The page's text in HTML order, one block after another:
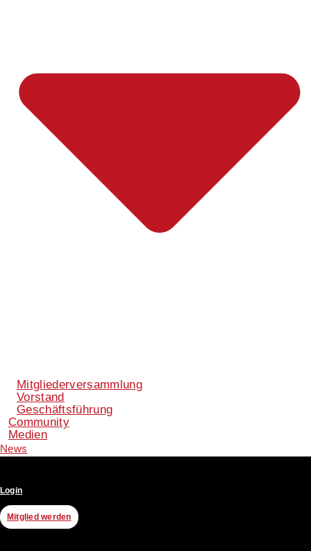
Mitgliederversammlung
Vorstand
Geschäftsführung
Community
Medien
News
Login
Mitglied werden